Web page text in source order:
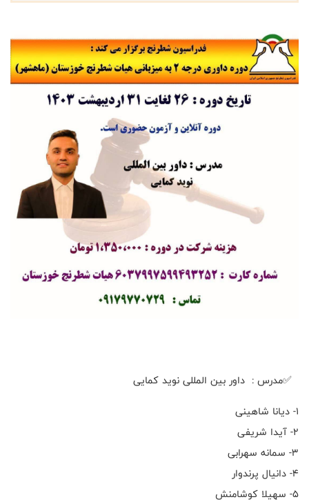
✅مدرس : داور بین المللی نوید کمایی
۱- دیانا شاهینی
۲- آیدا شریفی
۳- سمانه سهرابی
۴- دانیال پرندوار
۵- سهیلا کوشامنش